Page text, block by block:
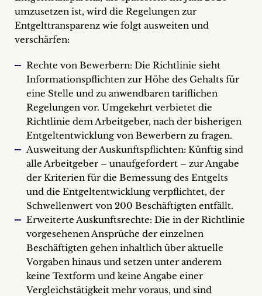
umzusetzen ist, wird die Regelungen zur
Entgelttransparenz wie folgt ausweiten und
verschärfen:
Rechte von Bewerbern: Die Richtlinie sieht
Informationspflichten zur Höhe des Gehalts für
eine Stelle und zu anwendbaren tariflichen
Regelungen vor. Umgekehrt verbietet die
Richtlinie dem Arbeitgeber, nach der bisherigen
Entgeltentwicklung von Bewerbern zu fragen.
Ausweitung der Auskunftspflichten: Künftig sind
alle Arbeitgeber – unaufgefordert – zur Angabe
der Kriterien für die Bemessung des Entgelts
und die Entgeltentwicklung verpflichtet, der
Schwellenwert von 200 Beschäftigten entfällt.
Erweiterte Auskunftsrechte: Die in der Richtlinie
vorgesehenen Ansprüche der einzelnen
Beschäftigten gehen inhaltlich über aktuelle
Vorgaben hinaus und setzen unter anderem
keine Textform und keine Angabe einer
Vergleichstätigkeit mehr voraus, und sind